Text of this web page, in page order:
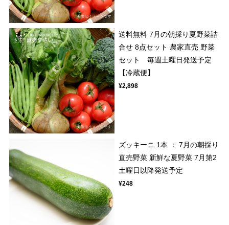
送料無料 7月の朝採り夏野菜詰
合せ 8点セット 農家直売 野菜
セット 毎週土曜日発送予定
【冷蔵便】
¥2,898
ズッキーニ 1本 ： 7月の朝採り
直売野菜 新鮮な夏野菜 7月第2
土曜日以降発送予定
¥248